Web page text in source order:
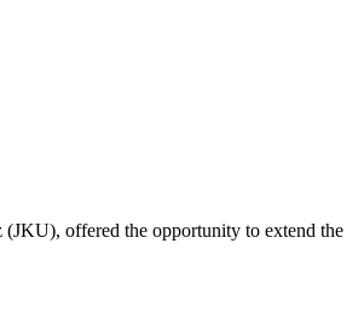
offered the opportunity to extend the